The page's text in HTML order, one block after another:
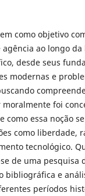
como objetivo
ao longo
desde seus
modernas e
foi
como essa noção
como liberdade,
tecnológico.
de uma pesquisa
bibliográfica e
períodos